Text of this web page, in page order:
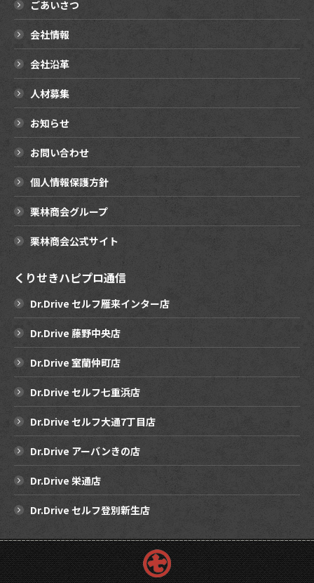
ごあいさつ
会社情報
会社沿革
人材募集
お知らせ
お問い合わせ
個人情報保護方針
栗林商会グループ
栗林商会公式サイト
くりせきハピプロ通信
Dr.Drive セルフ雁来インター店
Dr.Drive 藤野中央店
Dr.Drive 室蘭仲町店
Dr.Drive セルフ七重浜店
Dr.Drive セルフ大通7丁目店
Dr.Drive アーバンきの店
Dr.Drive 栄通店
Dr.Drive セルフ登別新生店